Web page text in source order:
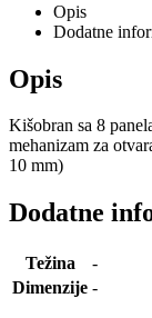
Opis
Dodatne
Opis
Kišobran sa 8
mehanizam za
10 mm)
Dodatne
Težina
-
Dimenzije -